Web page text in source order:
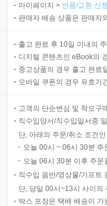
마이페이지 > 반품/교환 신
판매자 배송 상품은 판매자
출고 완료 후 10일 이내의
디지털 콘텐츠인 eBook의
중고상품의 경우 출고 완료
모바일 쿠폰의 경우 유효기
고객의 단순변심 및 착오구
직수입양서/직수입일서중
단, 아래의 주문/취소 조건
오늘 00시 ~ 06시 30분
오늘 06시 30분 이후 주
직수입 음반/영상물/기프트
단, 당일 00시~13시 사이의
박스 포장은 택배 배송이